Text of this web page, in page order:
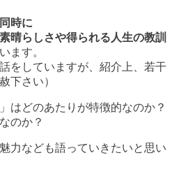
時に
晴らしさや得られる人生の教訓
ます。
をしていますが、紹介上、若干
下さい）
はどのあたりが特徴的なのか？
のか？
力なども語っていきたいと思い